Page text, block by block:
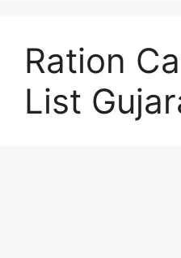
Ration
List